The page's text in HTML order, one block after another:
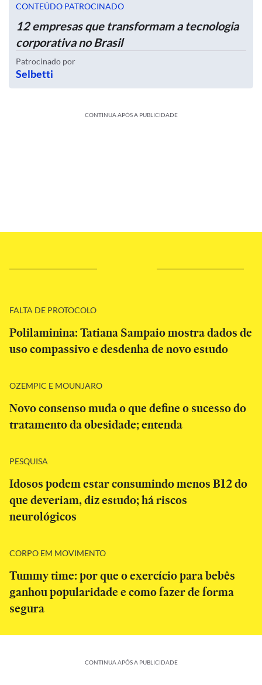
CONTEÚDO PATROCINADO
12 empresas que transformam a tecnologia
corporativa no Brasil
Patrocinado por
Selbetti
CONTINUA APÓS A PUBLICIDADE
FALTA DE PROTOCOLO
Polilaminina: Tatiana Sampaio mostra dados de
uso compassivo e desdenha de novo estudo
OZEMPIC E MOUNJARO
Novo consenso muda o que define o sucesso do
tratamento da obesidade; entenda
PESQUISA
Idosos podem estar consumindo menos B12 do
que deveriam, diz estudo; há riscos
neurológicos
CORPO EM MOVIMENTO
Tummy time: por que o exercício para bebês
ganhou popularidade e como fazer de forma
segura
CONTINUA APÓS A PUBLICIDADE